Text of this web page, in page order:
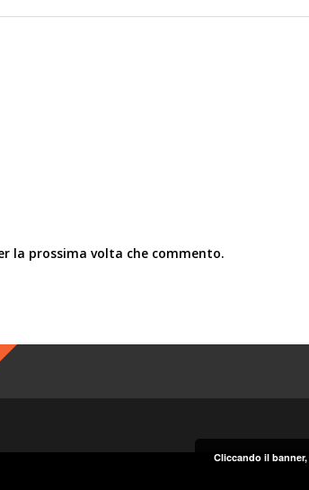
la prossima volta che commento.
Cliccando il